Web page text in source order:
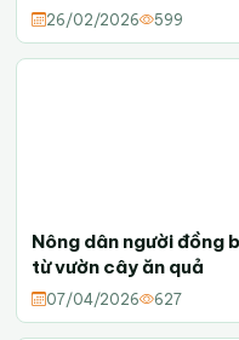
26/02/2026 599
Nông dân người đồng
từ vườn cây ăn quả
07/04/2026 627